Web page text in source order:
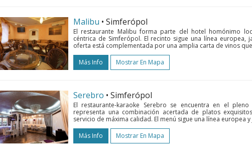
Malibu • Simferópol
El restaurante Malibu forma parte del hotel homónimo
céntrica de Simferópol. El recinto sigue una línea europea,
oferta está complementada por una amplia carta de vinos
Más Info
Mostrar En Mapa
Serebro • Simferópol
El restaurante-karaoke Serebro se encuentra en el
representa una combinación acertada de platos
servicio de máxima calidad. El menú sigue una línea europea
Más Info
Mostrar En Mapa